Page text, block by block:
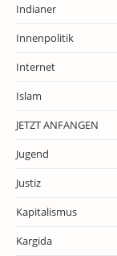
Indianer
Innenpolitik
Internet
Islam
JETZT ANFANGEN
Jugend
Justiz
Kapitalismus
Kargida